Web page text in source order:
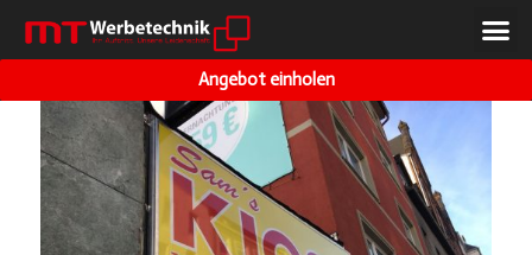
Angebot einholen
NÄCHSTES BILD